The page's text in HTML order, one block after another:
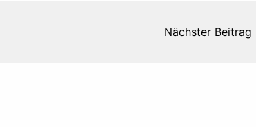
Nächster Beitrag